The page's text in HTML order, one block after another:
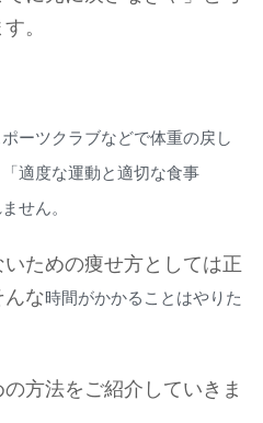
。
ーツクラブなどで体重の戻し
「適度な運動と適切な食事
せん。
ための痩せ方としては正
んな 時間がかかることはやりた
方法をご紹介していきま